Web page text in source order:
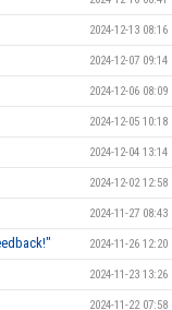
2024-12-13 08:16
2024-12-07 09:14
2024-12-06 08:09
2024-12-05 10:18
2024-12-04 13:14
2024-12-02 12:58
2024-11-27 08:43
2024-11-26 12:20
2024-11-23 13:26
2024-11-22 07:58